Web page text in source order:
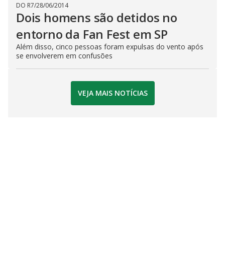
DO R7/28/06/2014
Dois homens são detidos no
entorno da Fan Fest em SP
Além disso, cinco pessoas foram expulsas do vento após
se envolverem em confusões
VEJA MAIS NOTÍCIAS